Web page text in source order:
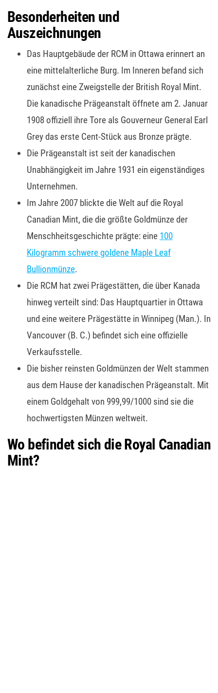
Besonderheiten und
Auszeichnungen
Das Hauptgebäude der RCM in Ottawa erinnert an
eine mittelalterliche Burg. Im Inneren befand sich
zunächst eine Zweigstelle der British Royal Mint.
Die kanadische Prägeanstalt öffnete am 2. Januar
1908 offiziell ihre Tore als Gouverneur General Earl
Grey das erste Cent-Stück aus Bronze prägte.
Die Prägeanstalt ist seit der kanadischen
Unabhängigkeit im Jahre 1931 ein eigenständiges
Unternehmen.
Im Jahre 2007 blickte die Welt auf die Royal
Canadian Mint, die die größte Goldmünze der
Menschheitsgeschichte prägte: eine 100
Kilogramm schwere goldene Maple Leaf
Bullionmünze.
Die RCM hat zwei Prägestätten, die über Kanada
hinweg verteilt sind: Das Hauptquartier in Ottawa
und eine weitere Prägestätte in Winnipeg (Man.). In
Vancouver (B. C.) befindet sich eine offizielle
Verkaufsstelle.
Die bisher reinsten Goldmünzen der Welt stammen
aus dem Hause der kanadischen Prägeanstalt. Mit
einem Goldgehalt von 999,99/1000 sind sie die
hochwertigsten Münzen weltweit.
Wo befindet sich die Royal Canadian
Mint?